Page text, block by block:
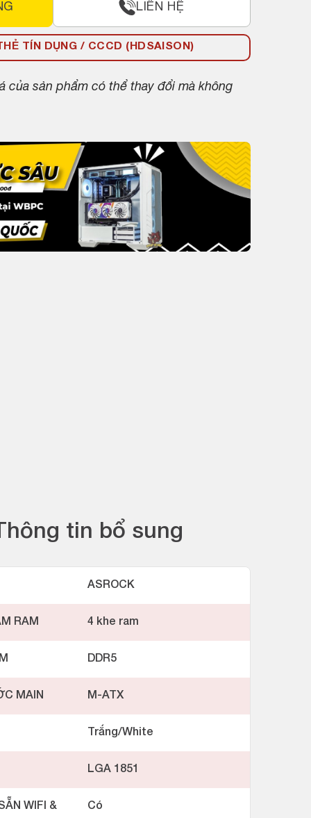
LIÊN HỆ
TÍN DỤNG / CCCD (HDSAISON)
của sản phẩm có thể thay đổi mà không
tin bổ sung
ASROCK
RAM 4 khe ram
DDR5
MAIN M-ATX
Trắng/White
LGA 1851
WIFI & Có